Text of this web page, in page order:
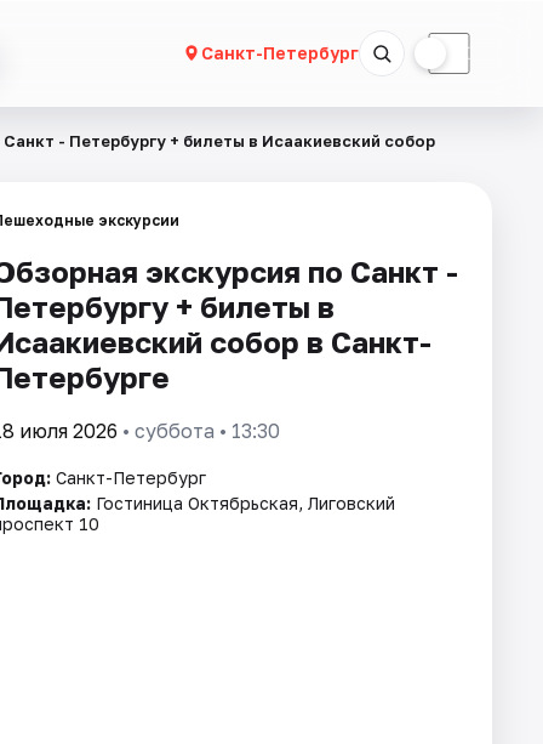
Санкт-Петербург ☾
- Петербургу + билеты в Исаакиевский собор
экскурсии
экскурсия по Санкт -
+ билеты в
собор в Санкт-
июля 2026 • суббота • 13:30
Санкт-Петербург
Гостиница Октябрьская, Лиговский
10